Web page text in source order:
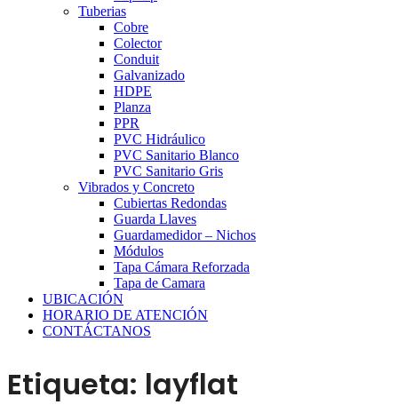
Tuberias
Cobre
Colector
Conduit
Galvanizado
HDPE
Planza
PPR
PVC Hidráulico
PVC Sanitario Blanco
PVC Sanitario Gris
Vibrados y Concreto
Cubiertas Redondas
Guarda Llaves
Guardamedidor – Nichos
Módulos
Tapa Cámara Reforzada
Tapa de Camara
UBICACIÓN
HORARIO DE ATENCIÓN
CONTÁCTANOS
Etiqueta: layflat